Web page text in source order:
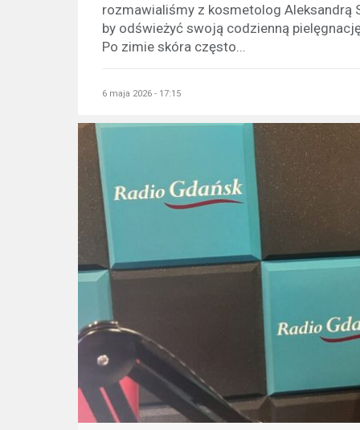
rozmawialiśmy z kosmetolog Aleksandrą
by odświeżyć swoją codzienną
Po zimie skóra często...
6 maja 2026 - 17:15